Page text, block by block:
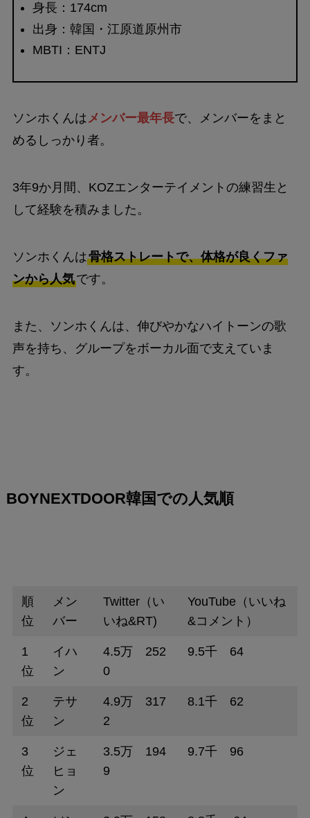
身長：174cm
出身：韓国・江原道原州市
MBTI：ENTJ
ソンホくんはメンバー最年長で、メンバーをまと
めるしっかり者。
3年9か月間、KOZエンターテイメントの練習生と
して経験を積みました。
ソンホくんは骨格ストレートで、体格が良くファ
ンから人気です。
また、ソンホくんは、伸びやかなハイトーンの歌
声を持ち、グループをボーカル面で支えていま
す。
BOYNEXTDOOR韓国での人気順
順
位
メン
バー
Twitter（い
いね&RT)
YouTube（いいね
&コメント）
1
位
イハ
ン
4.5万 252
0
9.5千 64
2
位
テサ
ン
4.9万 317
2
8.1千 62
3
位
ジェ
ヒョ
ン
3.5万 194
9
9.7千 96